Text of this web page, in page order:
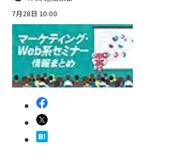
7月28日 10:00